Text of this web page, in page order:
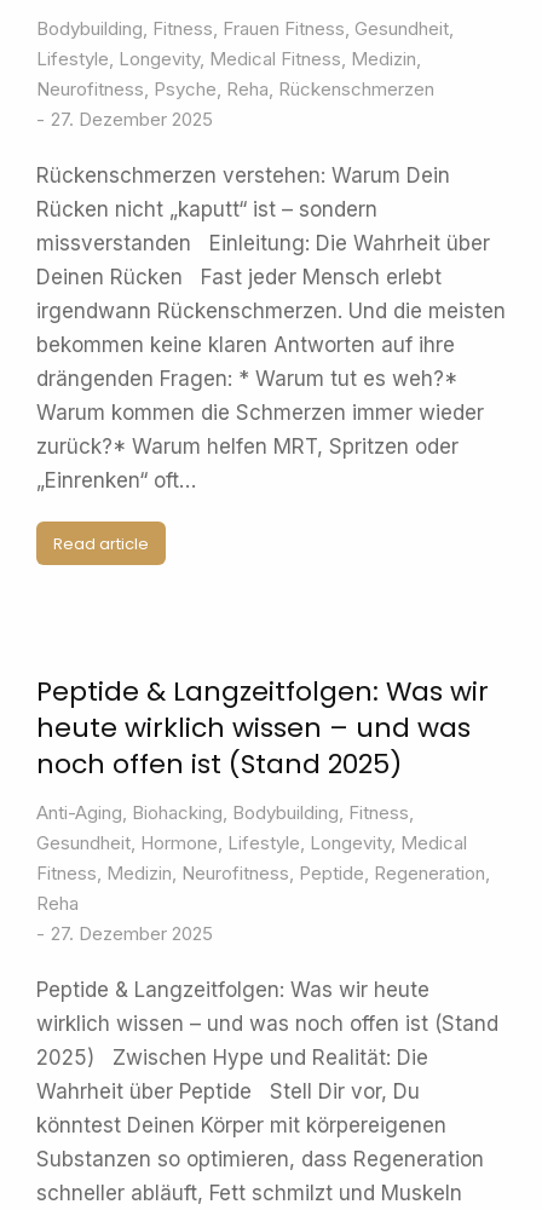
Bodybuilding, Fitness, Frauen Fitness, Gesundheit,
Lifestyle, Longevity, Medical Fitness, Medizin,
Neurofitness, Psyche, Reha, Rückenschmerzen
27. Dezember 2025
Rückenschmerzen verstehen: Warum Dein
Rücken nicht „kaputt“ ist – sondern
missverstanden Einleitung: Die Wahrheit über
Deinen Rücken Fast jeder Mensch erlebt
irgendwann Rückenschmerzen. Und die meisten
bekommen keine klaren Antworten auf ihre
drängenden Fragen: * Warum tut es weh?*
Warum kommen die Schmerzen immer wieder
zurück?* Warum helfen MRT, Spritzen oder
„Einrenken“ oft…
Read article
Peptide & Langzeitfolgen: Was wir
heute wirklich wissen – und was
noch offen ist (Stand 2025)
Anti-Aging, Biohacking, Bodybuilding, Fitness,
Gesundheit, Hormone, Lifestyle, Longevity, Medical
Fitness, Medizin, Neurofitness, Peptide, Regeneration,
Reha
27. Dezember 2025
Peptide & Langzeitfolgen: Was wir heute
wirklich wissen – und was noch offen ist (Stand
2025) Zwischen Hype und Realität: Die
Wahrheit über Peptide Stell Dir vor, Du
könntest Deinen Körper mit körpereigenen
Substanzen so optimieren, dass Regeneration
schneller abläuft, Fett schmilzt und Muskeln